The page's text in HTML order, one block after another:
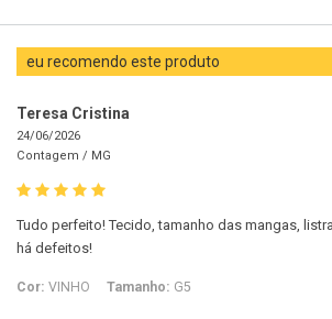
eu recomendo este produto
Teresa Cristina
24/06/2026
Contagem / MG
Tudo perfeito! Tecido, tamanho das mangas,
há defeitos!
Cor: VINHO Tamanho: G5